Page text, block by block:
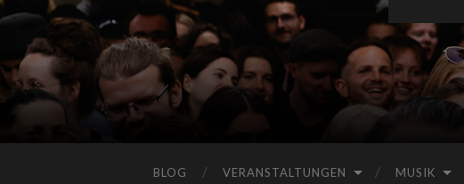
BLOG VERANSTALTUNGEN MUSIK